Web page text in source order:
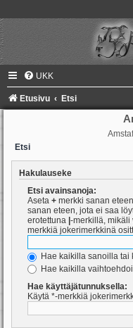
UKK
Etusivu Etsi
Etsi
Hakulauseke
Etsi avainsanoja:
Aseta + merkki sanan
sanan eteen, jota ei saa
erotettuna -merkillä, mikäli
merkkiä jokerimerkkinä
Hae kaikilla sanoilla tai
Hae kaikilla
Hae käyttäjätunnuksella:
Käytä *-merkkiä